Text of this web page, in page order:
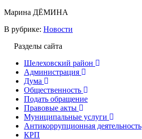
Марина ДЁМИНА
В рубрике: Новости
Разделы сайта
Шелеховский район
Администрация
Дума
Общественность
Подать обращение
Правовые акты
Муниципальные услуги
Антикоррупционная деятельность
КРП